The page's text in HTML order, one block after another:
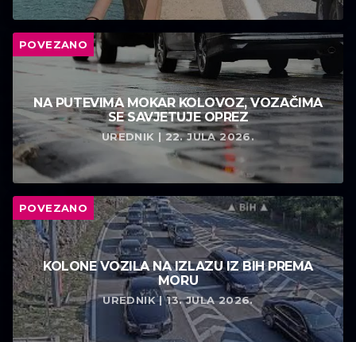
POVEZANO
NA PUTEVIMA MOKAR KOLOVOZ, VOZAČIMA
SE SAVJETUJE OPREZ
UREDNIK | 22. JULA 2026.
POVEZANO
KOLONE VOZILA NA IZLAZU IZ BIH PREMA
MORU
UREDNIK | 13. JULA 2026.